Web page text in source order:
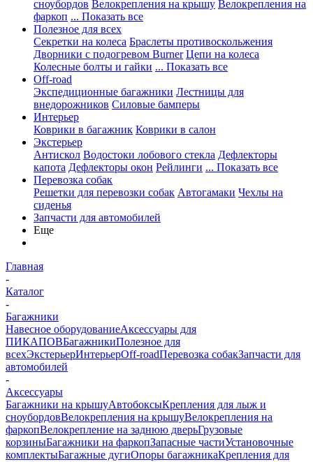
сноубордов Велокрепления на крышу Велокрепления на
фаркоп ... Показать все
Полезное для всех
Секретки на колеса Браслеты противоскольжения
Дворники с подогревом Burner Цепи на колеса
Колесные болты и гайки ... Показать все
Off-road
Экспедиционные багажники Лестницы для
внедорожников Силовые бамперы
Интерьер
Коврики в багажник Коврики в салон
Экстерьер
Антискол Водостоки лобового стекла Дефлекторы
капота Дефлекторы окон Рейлинги ... Показать все
Перевозка собак
Решетки для перевозки собак Автогамаки Чехлы на
сиденья
Запчасти для автомобилей
Еще
Главная
-
Каталог
-
Багажники
Навесное оборудованиеАксессуары для
ПИКАПОВБагажникиПолезное для
всехЭкстерьерИнтерьерOff-roadПеревозка собакЗапчасти для
автомобилей
-
Аксессуары
Багажники на крышуАвтобоксыКрепления для лыж и
сноубордовВелокрепления на крышуВелокрепления на
фаркопВелокрепление на заднюю дверьГрузовые
корзиныБагажники на фаркопЗапасные частиУстановочные
комплектыБагажные дугиОпоры багажникаКрепления для